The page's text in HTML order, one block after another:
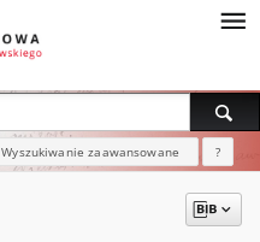
Wyszukiwanie zaawansowane ?